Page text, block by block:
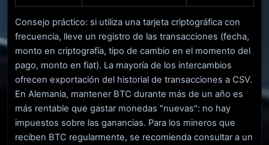
Consejo práctico: si utiliza una tarjeta criptográfica con
frecuencia, lleve un registro de las transacciones (fecha,
monto en criptografía, tipo de cambio en el momento del
pago, monto en fiat). La mayoría de los intercambios
ofrecen exportación del historial de transacciones a CSV.
En Alemania, mantener BTC durante más de un año es
más rentable que gastar monedas "nuevas": no hay
impuestos sobre las ganancias. Para los mineros que
reciben BTC regularmente, se recomienda consultar a un